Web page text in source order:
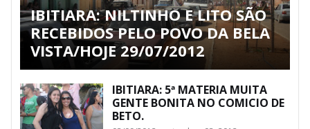
IBITIARA: NILTINHO E LITO SÃO
RECEBIDOS PELO POVO DA BELA
VISTA/HOJE 29/07/2012
IBITIARA: 5ª MATERIA MUITA
GENTE BONITA NO COMICIO DE
BETO.